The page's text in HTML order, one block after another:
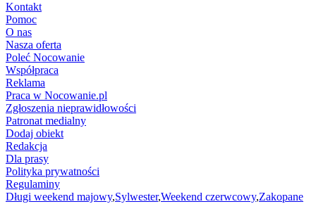
Kontakt
Pomoc
O nas
Nasza oferta
Poleć Nocowanie
Współpraca
Reklama
Praca w Nocowanie.pl
Zgłoszenia nieprawidłowości
Patronat medialny
Dodaj obiekt
Redakcja
Dla prasy
Polityka prywatności
Regulaminy
Długi weekend majowy,Sylwester,Weekend czerwcowy,Zakopane